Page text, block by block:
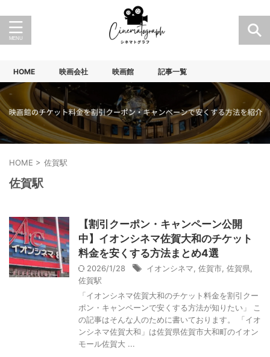
HOME 映画会社 映画館 記事一覧
HOME > 佐賀駅
佐賀駅
【割引クーポン・キャンペーン公開
中】イオンシネマ佐賀大和のチケット
料金を安くする方法まとめ4選
2026/1/28 イオンシネマ 佐賀市 佐賀県
佐賀駅
「イオンシネマ佐賀大和のチケット料金を割引クー
ポン・キャンペーンで安くする方法が知りたい」 こ
の記事はそんな人のために書いております。 「イオ
ンシネマ佐賀大和」は佐賀県佐賀市大和町のイオン
モール佐賀大 ...